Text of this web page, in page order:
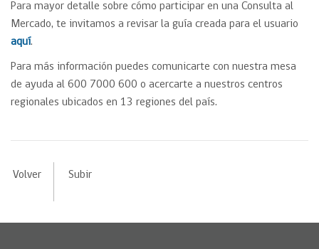
Para mayor detalle sobre cómo participar en una Consulta al
Mercado, te invitamos a revisar la guía creada para el usuario
aquí.
Para más información puedes comunicarte con nuestra mesa
de ayuda al 600 7000 600 o acercarte a nuestros centros
regionales ubicados en 13 regiones del país.
Volver Subir